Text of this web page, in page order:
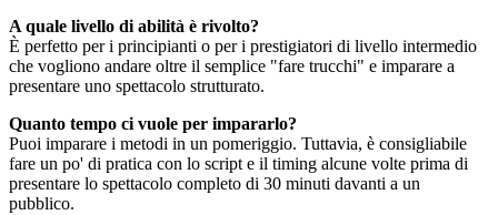
A quale livello di abilità è rivolto?
È perfetto per i principianti o per i prestigiatori di livello intermedio
che vogliono andare oltre il semplice "fare trucchi" e imparare a
presentare uno spettacolo strutturato.
Quanto tempo ci vuole per impararlo?
Puoi imparare i metodi in un pomeriggio. Tuttavia, è consigliabile
fare un po' di pratica con lo script e il timing alcune volte prima di
presentare lo spettacolo completo di 30 minuti davanti a un
pubblico.